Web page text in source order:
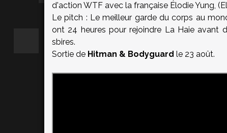
d'action WTF avec la française Élodie Yung,
Le pitch : Le meilleur garde du corps au
ont 24 heures pour rejoindre La Haie avant
sbires.
Sortie de Hitman & Bodyguard le 23 août.